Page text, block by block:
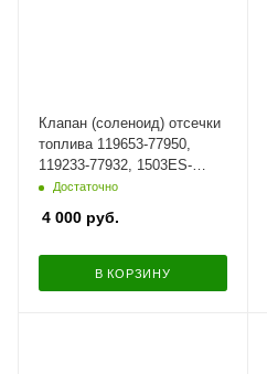
Клапан (соленоид) отсечки
топлива 119653-77950,
119233-77932, 1503ES-
12S5SUC12S для YANMAR,
Достаточно
4 000 руб.
В КОРЗИНУ